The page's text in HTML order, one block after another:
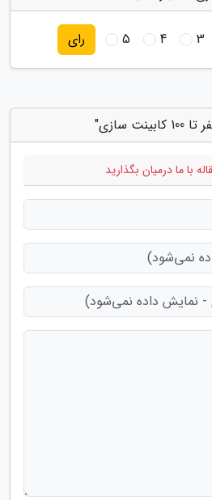
3
4
5 رای
سازی"
با ما درمیان بگذارید